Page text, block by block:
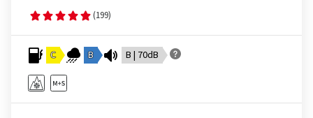
(199)
C B B | 70dB